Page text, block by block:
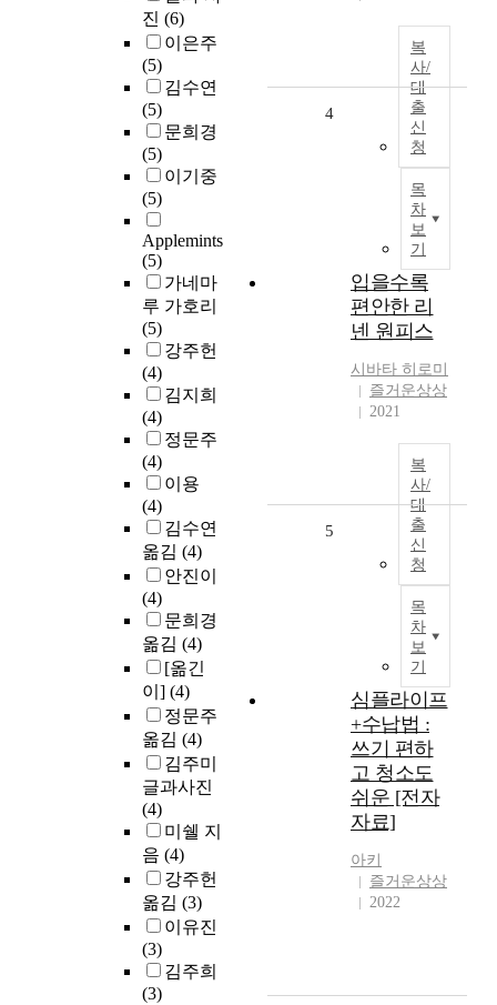
진 (6)
이은주
(5)
김수연
(5)
문희경
(5)
이기중
(5)
Applemints
(5)
가네마
루 가호리
(5)
강주헌
(4)
김지희
(4)
정문주
(4)
이용
(4)
김수연
옮김 (4)
안진이
(4)
문희경
옮김 (4)
[옮긴
이] (4)
정문주
옮김 (4)
김주미
글과사진
(4)
미쉘 지
음 (4)
강주헌
옮김 (3)
이유진
(3)
김주희
(3)
복
사/
대
출
신
청
목
차
보
기
4
입을수록
편안한 리
넨 원피스
시바타 히로미
즐거운상상
2021
복
사/
대
출
신
청
목
차
보
기
5
심플라이프
+수납법 :
쓰기 편하
고 청소도
쉬운 [전자
자료]
아키
즐거운상상
2022